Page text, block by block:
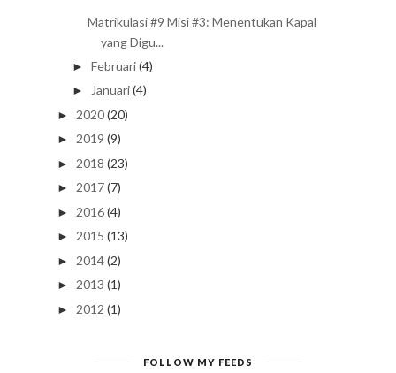
Matrikulasi #9 Misi #3: Menentukan Kapal
yang Digu...
► Februari(4)
► Januari(4)
► 2020(20)
► 2019 (9)
► 2018 (23)
► 2017(7)
► 2016(4)
► 2015 (13)
► 2014(2)
► 2013 (1)
► 2012 (1)
FOLLOW MY FEEDS